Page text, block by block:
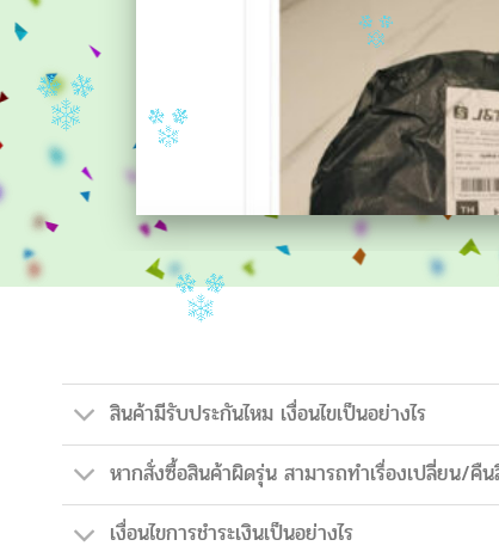
สินค้ามีรับประกันไหม เงื่อนไขเป็นอย่างไร
หากสั่งซื้อสินค้าผิดรุ่น สามารถทำเรื่องเปลี่ยน/คืน
เงื่อนไขการชำระเงินเป็นอย่างไร